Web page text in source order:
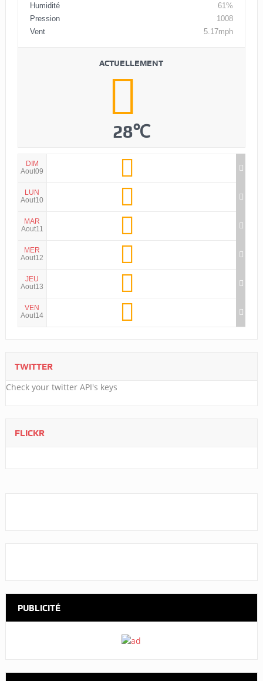
Humidité
61%
Pression
1008
Vent
5.17mph
ACTUELLEMENT
28℃
DIM
Aout09
LUN
Aout10
MAR
Aout11
MER
Aout12
JEU
Aout13
VEN
Aout14
TWITTER
Check your twitter API's keys
FLICKR
PUBLICITÉ